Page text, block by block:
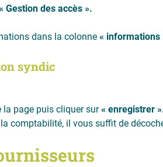
Gestion des accès ».
dans la colonne « informations
syndic
la page puis cliquer sur« enregistrer
comptabilité, il vous suffit de